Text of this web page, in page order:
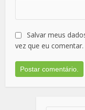
Salvar meus
vez que eu comentar.